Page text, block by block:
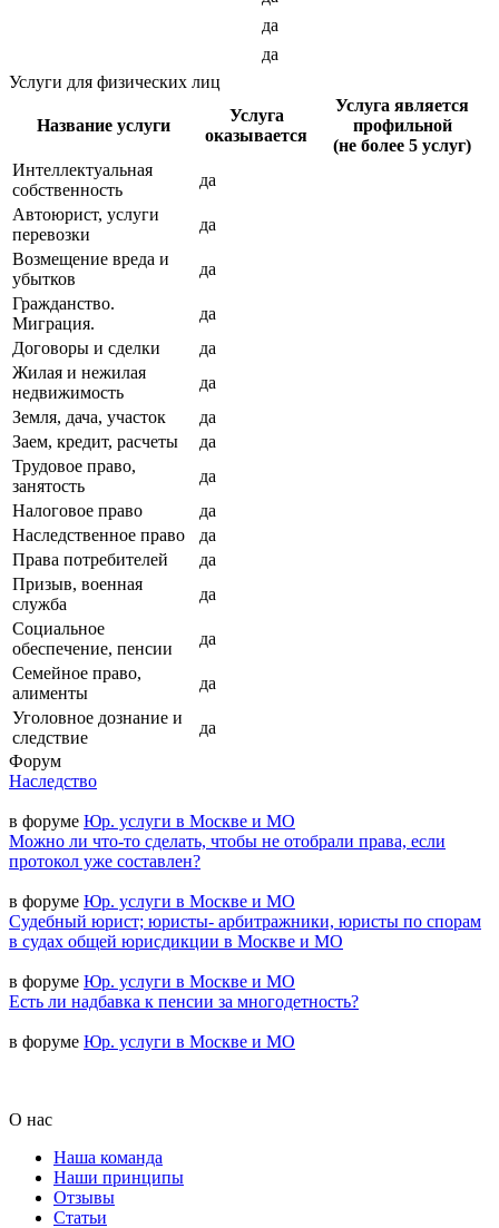
да
да
Услуги для физических лиц
Название услуги
Услуга
оказывается
Услуга является
профильной
(не более 5 услуг)
Интеллектуальная
собственность
да
Автоюрист, услуги
перевозки
да
Возмещение вреда и
убытков
да
Гражданство.
Миграция.
да
Договоры и сделки
да
Жилая и нежилая
недвижимость
да
Земля, дача, участок
да
Заем, кредит, расчеты
да
Трудовое право,
занятость
да
Налоговое право
да
Наследственное право
да
Права потребителей
да
Призыв, военная
служба
да
Социальное
обеспечение, пенсии
да
Семейное право,
алименты
да
Уголовное дознание и
следствие
да
Форум
Наследство
в форуме Юр. услуги в Москве и МО
Можно ли что-то сделать, чтобы не отобрали права, если
протокол уже составлен?
в форуме Юр. услуги в Москве и МО
Судебный юрист; юристы- арбитражники, юристы по спорам
в судах общей юрисдикции в Москве и МО
в форуме Юр. услуги в Москве и МО
Есть ли надбавка к пенсии за многодетность?
в форуме Юр. услуги в Москве и МО
О нас
Наша команда
Наши принципы
Отзывы
Статьи